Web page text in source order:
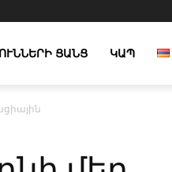
ՑԱՆՑ ԿԱՊ